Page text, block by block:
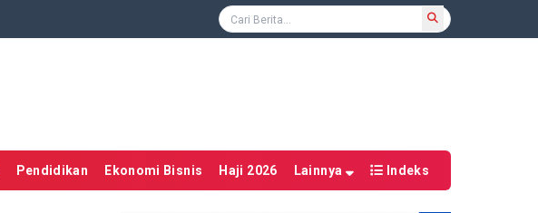
Pendidikan Ekonomi Bisnis Haji 2026 Lainnya Indeks